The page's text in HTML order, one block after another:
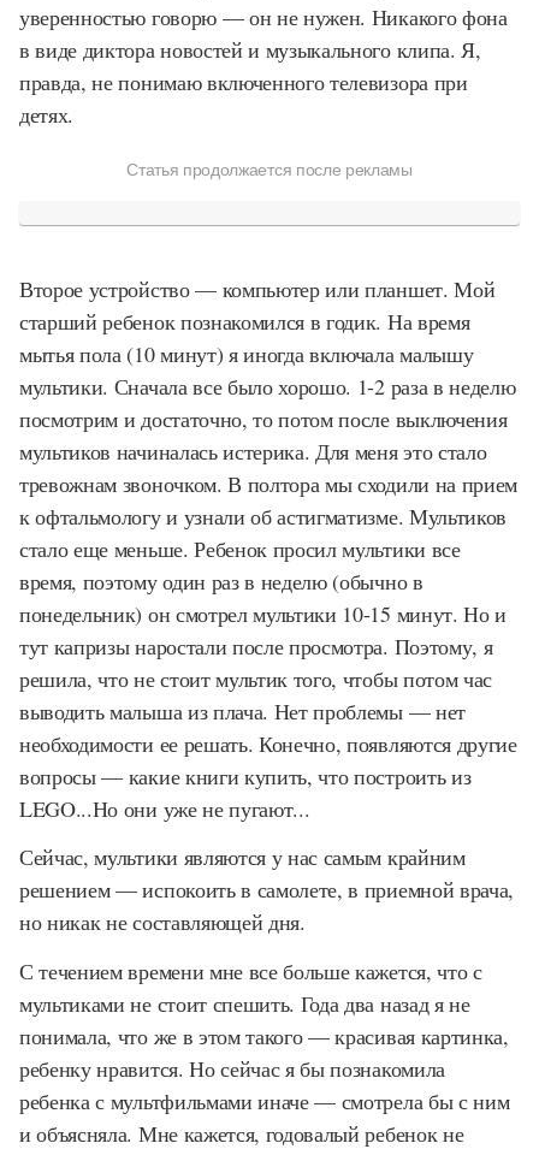
уверенностью говорю — он не нужен. Никакого фона
в виде диктора новостей и музыкального клипа. Я,
правда, не понимаю включенного телевизора при
детях.
Статья продолжается после рекламы
Второе устройство — компьютер или планшет. Мой
старший ребенок познакомился в годик. На время
мытья пола (10 минут) я иногда включала малышу
мультики. Сначала все было хорошо. 1-2 раза в неделю
посмотрим и достаточно, то потом после выключения
мультиков начиналась истерика. Для меня это стало
тревожнам звоночком. В полтора мы сходили на прием
к офтальмологу и узнали об астигматизме. Мультиков
стало еще меньше. Ребенок просил мультики все
время, поэтому один раз в неделю (обычно в
понедельник) он смотрел мультики 10-15 минут. Но и
тут капризы наростали после просмотра. Поэтому, я
решила, что не стоит мультик того, чтобы потом час
выводить малыша из плача. Нет проблемы — нет
необходимости ее решать. Конечно, появляются другие
вопросы — какие книги купить, что построить из
LEGO...Но они уже не пугают...
Сейчас, мультики являются у нас самым крайним
решением — испокоить в самолете, в приемной врача,
но никак не составляющей дня.
С течением времени мне все больше кажется, что с
мультиками не стоит спешить. Года два назад я не
понимала, что же в этом такого — красивая картинка,
ребенку нравится. Но сейчас я бы познакомила
ребенка с мультфильмами иначе — смотрела бы с ним
и объясняла. Мне кажется, годовалый ребенок не